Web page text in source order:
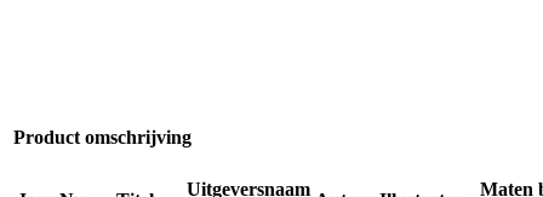
Product omschrijving
Uitgeversnaam
Maten